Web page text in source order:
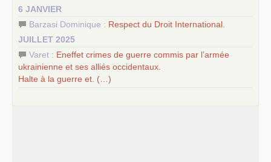
6 JANVIER
Barzasi Dominique : Respect du Droit International.
JUILLET 2025
Varet : Eneffet crimes de guerre commis par l’armée
ukrainienne et ses alliés occidentaux.
Halte à la guerre et. (…)